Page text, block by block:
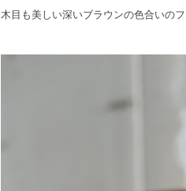
木目も美しい深いブラウンの色合いの